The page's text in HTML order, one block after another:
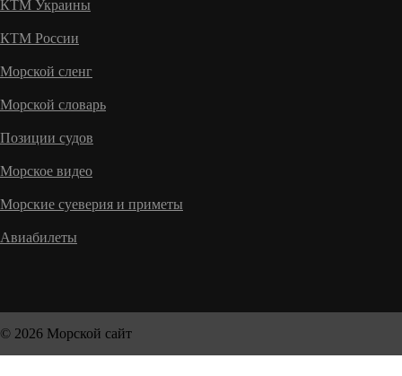
КТМ Украины
КТМ России
Морской сленг
Морской словарь
Позиции судов
Морское видео
Морские суеверия и приметы
Авиабилеты
© 2026 Морской сайт